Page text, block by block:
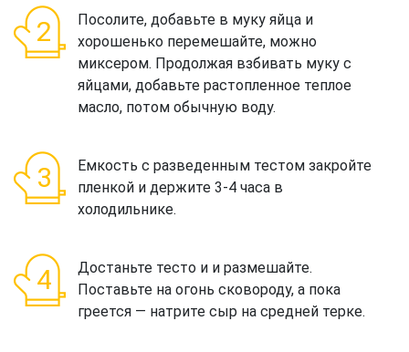
Посолите, добавьте в муку яйца и
хорошенько перемешайте, можно
миксером. Продолжая взбивать муку с
яйцами, добавьте растопленное теплое
масло, потом обычную воду.
Емкость с разведенным тестом закройте
пленкой и держите 3-4 часа в
холодильнике.
Достаньте тесто и и размешайте.
Поставьте на огонь сковороду, а пока
греется — натрите сыр на средней терке.